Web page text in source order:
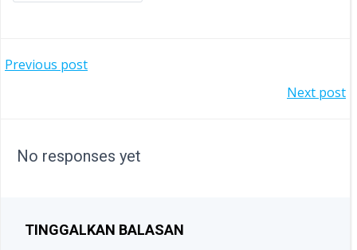
POST
Previous post
Next post
No responses yet
TINGGALKAN BALASAN